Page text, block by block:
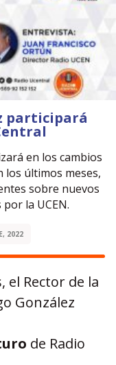
participará
en los cambios
los últimos meses,
sobre nuevos
la UCEN.
2022
el Rector de la
González
de Radio